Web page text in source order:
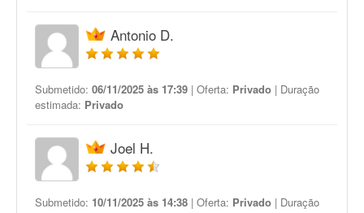
Antonio D.
Submetido: 06/11/2025 às 17:39 | Oferta: Privado | Duração
estimada: Privado
Joel H.
Submetido: 10/11/2025 às 14:38 | Oferta: Privado | Duração